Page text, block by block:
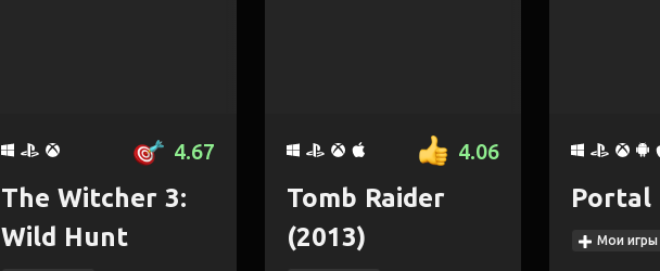
4.67
The Witcher 3:
Wild Hunt
4.06
Tomb Raider
(2013)
Portal
Мои игры